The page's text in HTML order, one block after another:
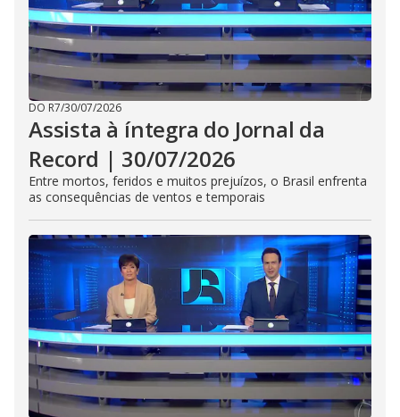
DO R7/30/07/2026
Assista à íntegra do Jornal da
Record | 30/07/2026
Entre mortos, feridos e muitos prejuízos, o Brasil enfrenta
as consequências de ventos e temporais